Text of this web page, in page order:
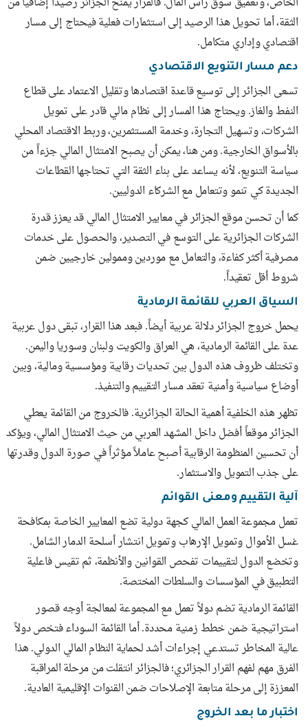
الثقة، أما تحويل هذا الرصيد إلى استثمارات فعلية فيحتاج إلى مسار
اقتصادي وإداري متكامل.
دعم مسار التنويع الاقتصادي
تسعى الجزائر إلى توسيع قاعدة اقتصادها وتقليل الاعتماد على قطاع
النفط والغاز. ويحتاج هذا المسار إلى نظام مالي قادر على تمويل
الشركات، وتسهيل التجارة، وخدمة المستثمرين، وربط الاقتصاد المحلي
بالأسواق الخارجية. ومن هنا، يمكن أن يصبح الامتثال المالي جزءاً من
سياسة التنويع، لأنه يساعد على بناء الثقة التي تحتاجها القطاعات
الجديدة كي تنمو وتتعامل مع الشركاء الدوليين.
كما أن تحسن موقع الجزائر في معايير الامتثال المالي قد يعزز قدرة
الشركات الجزائرية على التوسع في التصدير، والحصول على خدمات
مصرفية أكثر كفاءة، والتعامل مع موردين وممولين خارجيين ضمن
شروط أقل تعقيداً.
السياق العربي للقائمة الرمادية
يحمل خروج الجزائر دلالة عربية أيضاً. فبعد هذا القرار، تبقى دول عربية
عدة على القائمة الرمادية، هي العراق والكويت ولبنان وسوريا واليمن.
وتختلف ظروف هذه الدول بين تحديات رقابية ومؤسسية ومالية، وبين
أوضاع سياسية وأمنية تعقد مسار التقييم والتنفيذ.
تظهر هذه الخلفية أهمية الحالة الجزائرية. فالخروج من القائمة يعطي
الجزائر موقعاً أفضل داخل المشهد العربي من حيث الامتثال المالي، ويؤكد
أن تحسين المنظومة الرقابية أصبح عاملاً مؤثراً في صورة الدول وقدرتها
على جذب التمويل والاستثمار.
آلية التقييم ومعنى القوائم
تعمل مجموعة العمل المالي كجهة دولية تضع المعايير الخاصة بمكافحة
غسل الأموال وتمويل الإرهاب وتمويل انتشار أسلحة الدمار الشامل.
وتخضع الدول لتقييمات تفحص القوانين والأنظمة، ثم تقيس فاعلية
التطبيق في المؤسسات والسلطات المختصة.
القائمة الرمادية تضم دولاً تعمل مع المجموعة لمعالجة أوجه قصور
استراتيجية ضمن خطط زمنية محددة. أما القائمة السوداء فتخص دولاً
عالية المخاطر تستدعي إجراءات أشد لحماية النظام المالي الدولي. هذا
الفرق مهم لفهم القرار الجزائري؛ فالجزائر انتقلت من مرحلة المراقبة
المعززة إلى مرحلة متابعة الإصلاحات ضمن القنوات الإقليمية العادية.
اختبار ما بعد الخروج